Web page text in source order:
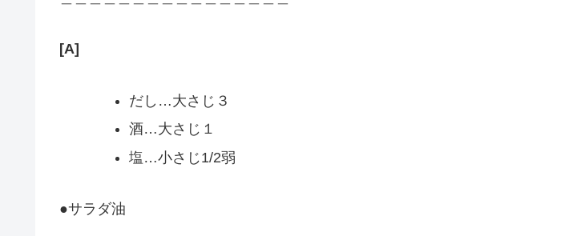
[A]
だし…大さじ３
酒…大さじ１
塩…小さじ1/2弱
●サラダ油